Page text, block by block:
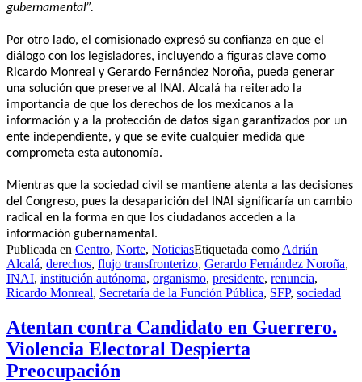
gubernamental”.
Por otro lado, el comisionado expresó su confianza en que el
diálogo con los legisladores, incluyendo a figuras clave como
Ricardo Monreal y Gerardo Fernández Noroña, pueda generar
una solución que preserve al INAI. Alcalá ha reiterado la
importancia de que los derechos de los mexicanos a la
información y a la protección de datos sigan garantizados por un
ente independiente, y que se evite cualquier medida que
comprometa esta autonomía.
Mientras que la sociedad civil se mantiene atenta a las decisiones
del Congreso, pues la desaparición del INAI significaría un cambio
radical en la forma en que los ciudadanos acceden a la
información gubernamental.
Publicada en Centro, Norte, NoticiasEtiquetada como Adrián
Alcalá, derechos, flujo transfronterizo, Gerardo Fernández Noroña,
INAI, institución autónoma, organismo, presidente, renuncia,
Ricardo Monreal, Secretaría de la Función Pública, SFP, sociedad
Atentan contra Candidato en Guerrero.
Violencia Electoral Despierta
Preocupación